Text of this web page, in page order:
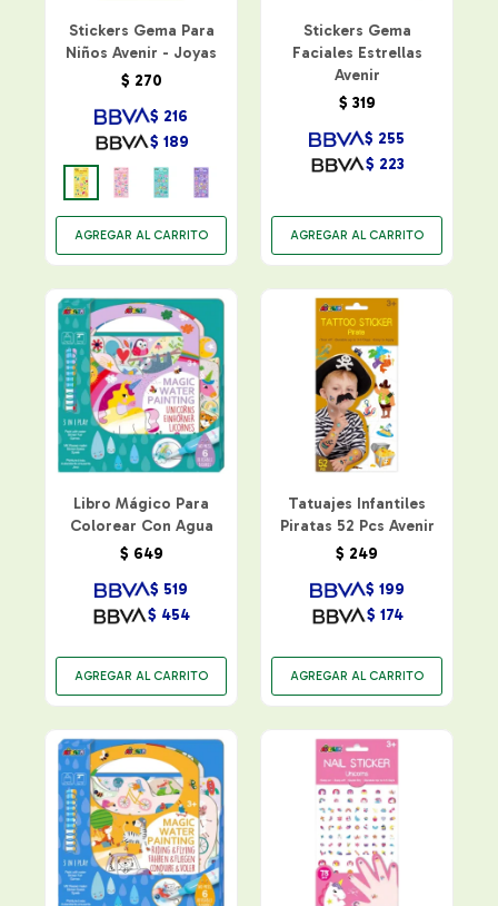
Stickers Gema Para
Niños Avenir - Joyas
$ 270
$ 189
$ 216
Stickers Gema
Faciales Estrellas
Avenir
$ 319
$ 223
$ 255
Libro Mágico Para
Colorear Con Agua
$ 649
$ 454
$ 519
Tatuajes Infantiles
Piratas 52 Pcs Avenir
$ 249
$ 174
$ 199